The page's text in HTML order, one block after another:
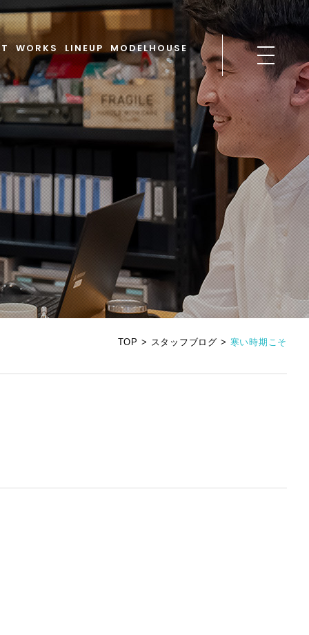
WORKS LINEUP MODELHOUSE
TOP スタッフブログ 寒い時期こそ